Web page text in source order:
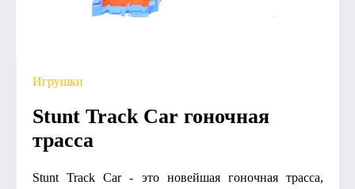
Игрушки
Stunt Track Car гоночная
трасса
Stunt Track Car - это новейшая гоночная трасса,